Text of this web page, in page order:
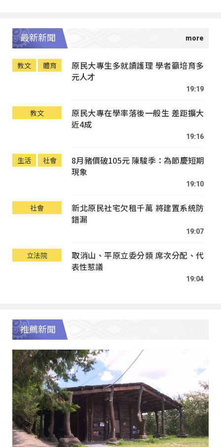
最新新聞
教文 體育
原民大專生多就讀護理 學者籲培育多
元人才
19:19
教文
原民大專在學率落後一般生 差距擴大
近4成
19:16
生活 社會
8月豬價破105元 陳駿季：為節慶短期
現象
19:10
社會
新北原民社宅欠租千萬 將建置系統防
錯漏
19:07
立法院
取消山、平原立委分類 席次分配、代
表性惹議
19:04
推薦新聞